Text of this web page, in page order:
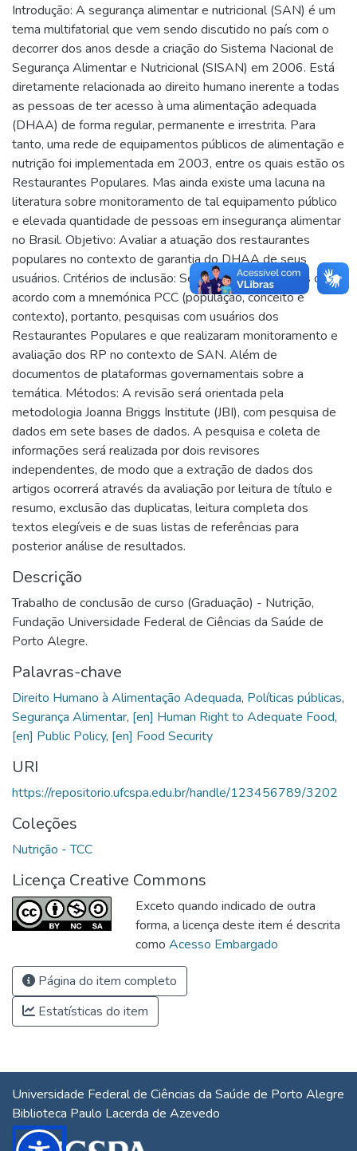
Introdução: A segurança alimentar e nutricional (SAN) é um
tema multifatorial que vem sendo discutido no país com o
decorrer dos anos desde a criação do Sistema Nacional de
Segurança Alimentar e Nutricional (SISAN) em 2006. Está
diretamente relacionada ao direito humano inerente a todas
as pessoas de ter acesso à uma alimentação adequada
(DHAA) de forma regular, permanente e irrestrita. Para
tanto, uma rede de equipamentos públicos de alimentação e
nutrição foi implementada em 2003, entre os quais estão os
Restaurantes Populares. Mas ainda existe uma lacuna na
literatura sobre monitoramento de tal equipamento público
e elevada quantidade de pessoas em insegurança alimentar
no Brasil. Objetivo: Avaliar a atuação dos restaurantes
populares no contexto de garantia do DHAA de seus
usuários. Critérios de inclusão: Serão incluídos estudos de
acordo com a mnemónica PCC (população, conceito e
contexto), portanto, pesquisas com usuários dos
Restaurantes Populares e que realizaram monitoramento e
avaliação dos RP no contexto de SAN. Além de
documentos de plataformas governamentais sobre a
temática. Métodos: A revisão será orientada pela
metodologia Joanna Briggs Institute (JBI), com pesquisa de
dados em sete bases de dados. A pesquisa e coleta de
informações será realizada por dois revisores
independentes, de modo que a extração de dados dos
artigos ocorrerá através da avaliação por leitura de título e
resumo, exclusão das duplicatas, leitura completa dos
textos elegíveis e de suas listas de referências para
posterior análise de resultados.
Descrição
Trabalho de conclusão de curso (Graduação) - Nutrição,
Fundação Universidade Federal de Ciências da Saúde de
Porto Alegre.
Palavras-chave
Direito Humano à Alimentação Adequada, Políticas públicas,
Segurança Alimentar, [en] Human Right to Adequate Food,
[en] Public Policy, [en] Food Security
URI
https://repositorio.ufcspa.edu.br/handle/123456789/3202
Coleções
Nutrição - TCC
Licença Creative Commons
Exceto quando indicado de outra
forma, a licença deste item é descrita
como Acesso Embargado
Página do item completo
Estatísticas do item
Universidade Federal de Ciências da Saúde de Porto Alegre
Biblioteca Paulo Lacerda de Azevedo